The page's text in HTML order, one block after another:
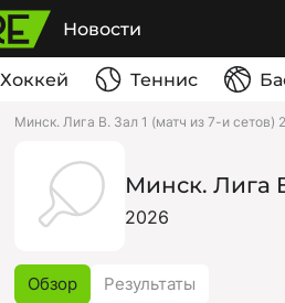
Новости
Хоккей Теннис
Минск. Лига B. Зал 1 (матч из 7-и сетов)
Минск. Лига
2026
Обзор Результаты